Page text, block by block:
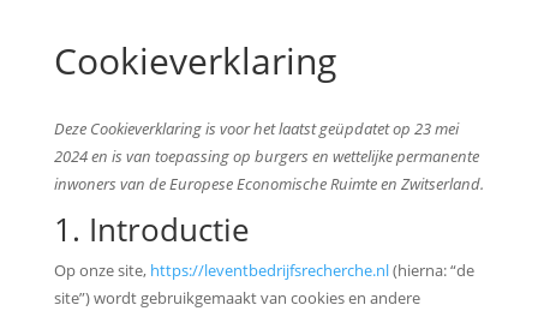
Cookieverklaring
Deze Cookieverklaring is voor het laatst geüpdatet op 23 mei
2024 en is van toepassing op burgers en wettelijke permanente
inwoners van de Europese Economische Ruimte en Zwitserland.
1. Introductie
Op onze site, https://leventbedrijfsrecherche.nl(hierna: “de
site”) wordt gebruikgemaakt van cookies en andere